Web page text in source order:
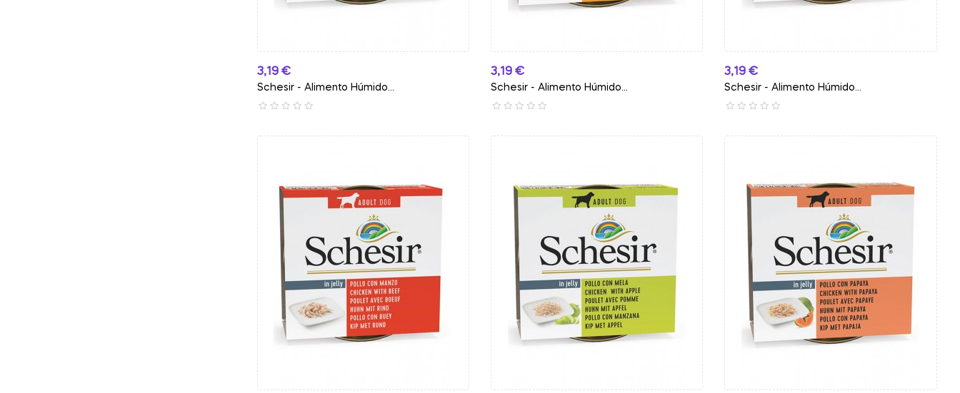
Preço
3,19 €
Schesir - Alimento Húmido...
Preço
3,19 €
Schesir - Alimento Húmido...
Preço
3,19 €
Schesir - Alimento Húmido...